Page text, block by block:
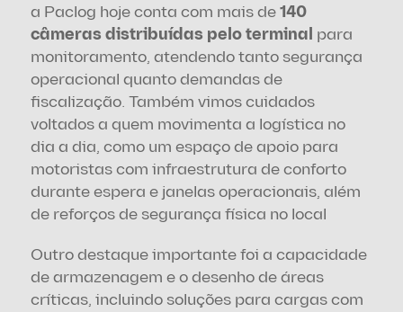
a Paclog hoje conta com mais de 140
câmeras distribuídas pelo terminal para
monitoramento, atendendo tanto segurança
operacional quanto demandas de
fiscalização. Também vimos cuidados
voltados a quem movimenta a logística no
dia a dia, como um espaço de apoio para
motoristas com infraestrutura de conforto
durante espera e janelas operacionais, além
de reforços de segurança física no local
Outro destaque importante foi a capacidade
de armazenagem e o desenho de áreas
críticas, incluindo soluções para cargas com